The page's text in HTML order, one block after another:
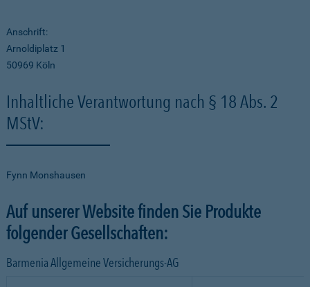
Anschrift:
Arnoldiplatz 1
50969 Köln
Inhaltliche Verantwortung nach § 18 Abs. 2
MStV:
Fynn Monshausen
Auf unserer Website finden Sie Produkte
folgender Gesellschaften:
Barmenia Allgemeine Versicherungs-AG